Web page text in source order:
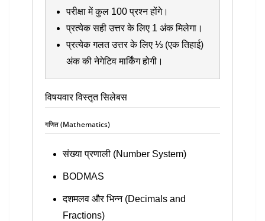
परीक्षा में कुल 100 प्रश्न होंगे।
प्रत्येक सही उत्तर के लिए 1 अंक मिलेगा।
प्रत्येक गलत उत्तर के लिए ⅓ (एक तिहाई)
अंक की नेगेटिव मार्किंग होगी।
विषयवार विस्तृत सिलेबस
गणित (Mathematics)
संख्या प्रणाली (Number System)
BODMAS
दशमलव और भिन्न (Decimals and
Fractions)